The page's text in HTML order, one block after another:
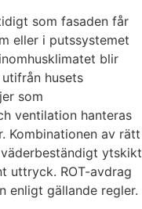
som fasaden får
eller i putssystemet
blir
husets
som
ventilation hanteras
Kombinationen av rätt
ytskikt
uttryck. ROT-avdrag
enligt gällande regler.